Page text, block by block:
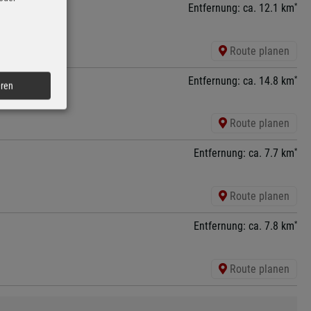
Entfernung: ca. 12.1 km*
Route planen
Entfernung: ca. 14.8 km*
Route planen
Entfernung: ca. 7.7 km*
Route planen
Entfernung: ca. 7.8 km*
Route planen